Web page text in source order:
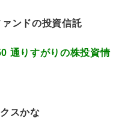
ンドの投資信託
通りすがりの株投資情
スかな